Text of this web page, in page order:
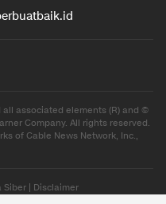
associated elements (R) and ©
Company. All rights reserved.
of Cable News Network, Inc.,
Siber Disclaimer